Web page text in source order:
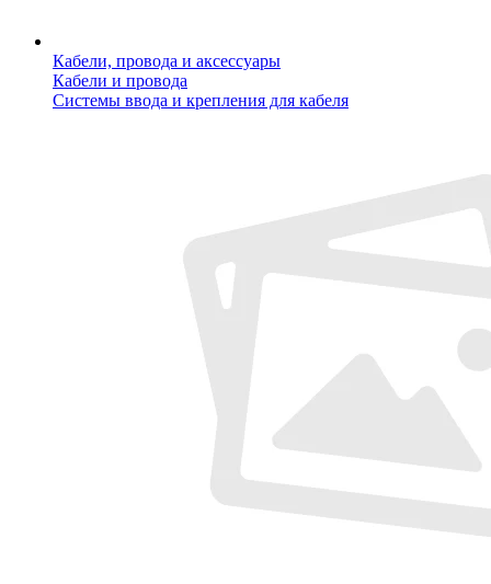
Кабели, провода и аксессуары
Кабели и провода
Системы ввода и крепления для кабеля